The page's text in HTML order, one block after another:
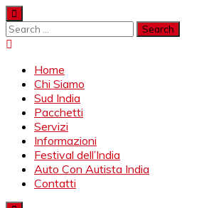
Skip
to
content
Search
for:
Home
Chi Siamo
Sud India
Pacchetti
Servizi
Informazioni
Festival dell’India
Auto Con Autista India
Contatti